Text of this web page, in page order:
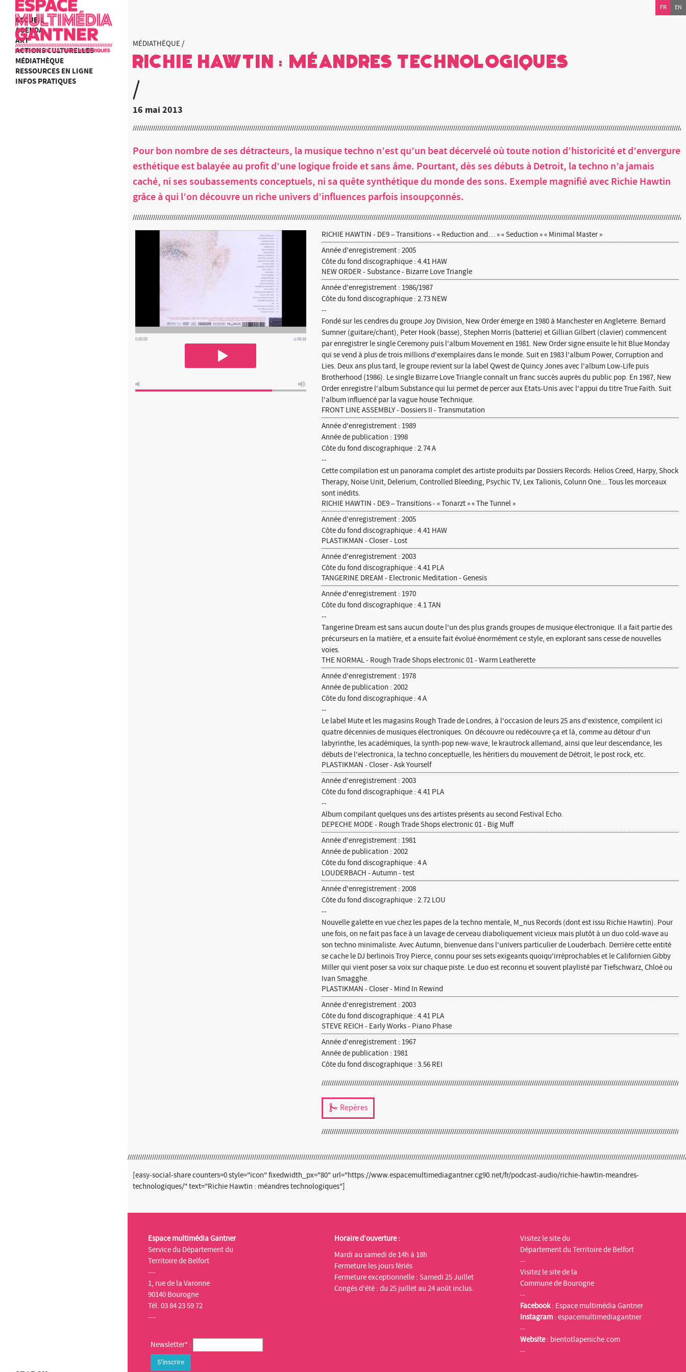
ACCUEIL
AGENDA
ART
ACTIONS CULTURELLES
MÉDIATHÈQUE
RESSOURCES EN LIGNE
INFOS PRATIQUES
MÉDIATHÈQUE /
Richie Hawtin : méandres technologiques
/
16 mai 2013
Pour bon nombre de ses détracteurs, la musique techno n’est qu’un beat décervelé où toute notion d’historicité et d’envergure
esthétique est balayée au profit d’une logique froide et sans âme. Pourtant, dès ses débuts à Detroit, la techno n’a jamais
caché, ni ses soubassements conceptuels, ni sa quête synthétique du monde des sons. Exemple magnifié avec Richie Hawtin
grâce à qui l’on découvre un riche univers d’influences parfois insoupçonnés.
0:00:00 -1:09:38
RICHIE HAWTIN - DE9 – Transitions - « Reduction and… » « Seduction » « Minimal Master »
Année d'enregistrement : 2005
Côte du fond discographique : 4.41 HAW
NEW ORDER - Substance - Bizarre Love Triangle
Année d'enregistrement : 1986/1987
Côte du fond discographique : 2.73 NEW
--
Fondé sur les cendres du groupe Joy Division, New Order émerge en 1980 à Manchester en Angleterre. Bernard
Sumner (guitare/chant), Peter Hook (basse), Stephen Morris (batterie) et Gillian Gilbert (clavier) commencent
par enregistrer le single Ceremony puis l'album Movement en 1981. New Order signe ensuite le hit Blue Monday
qui se vend à plus de trois millions d'exemplaires dans le monde. Suit en 1983 l'album Power, Corruption and
Lies. Deux ans plus tard, le groupe revient sur la label Qwest de Quincy Jones avec l'album Low-Life puis
Brotherhood (1986). Le single Bizarre Love Triangle connaît un franc succès auprès du public pop. En 1987, New
Order enregistre l'album Substance qui lui permet de percer aux Etats-Unis avec l'appui du titre True Faith. Suit
l'album influencé par la vague house Technique.
FRONT LINE ASSEMBLY - Dossiers II - Transmutation
Année d'enregistrement : 1989
Année de publication : 1998
Côte du fond discographique : 2.74 A
--
Cette compilation est un panorama complet des artiste produits par Dossiers Records: Helios Creed, Harpy, Shock
Therapy, Noise Unit, Delerium, Controlled Bleeding, Psychic TV, Lex Talionis, Colunn One... Tous les morceaux
sont inédits.
RICHIE HAWTIN - DE9 – Transitions - « Tonarzt » « The Tunnel »
Année d'enregistrement : 2005
Côte du fond discographique : 4.41 HAW
PLASTIKMAN - Closer - Lost
Année d'enregistrement : 2003
Côte du fond discographique : 4.41 PLA
TANGERINE DREAM - Electronic Meditation - Genesis
Année d'enregistrement : 1970
Côte du fond discographique : 4.1 TAN
--
Tangerine Dream est sans aucun doute l'un des plus grands groupes de musique électronique. Il a fait partie des
précurseurs en la matière, et a ensuite fait évolué énormément ce style, en explorant sans cesse de nouvelles
voies.
THE NORMAL - Rough Trade Shops electronic 01 - Warm Leatherette
Année d'enregistrement : 1978
Année de publication : 2002
Côte du fond discographique : 4 A
--
Le label Mute et les magasins Rough Trade de Londres, à l'occasion de leurs 25 ans d'existence, compilent ici
quatre décennies de musiques électroniques. On découvre ou redécouvre ça et là, comme au détour d'un
labyrinthe, les académiques, la synth-pop new-wave, le krautrock allemand, ainsi que leur descendance, les
débuts de l'electronica, la techno conceptuelle, les héritiers du mouvement de Détroit, le post rock, etc.
PLASTIKMAN - Closer - Ask Yourself
Année d'enregistrement : 2003
Côte du fond discographique : 4.41 PLA
--
Album compilant quelques uns des artistes présents au second Festival Echo.
DEPECHE MODE - Rough Trade Shops electronic 01 - Big Muff
Année d'enregistrement : 1981
Année de publication : 2002
Côte du fond discographique : 4 A
LOUDERBACH - Autumn - test
Année d'enregistrement : 2008
Côte du fond discographique : 2.72 LOU
--
Nouvelle galette en vue chez les papes de la techno mentale, M_nus Records (dont est issu Richie Hawtin). Pour
une fois, on ne fait pas face à un lavage de cerveau diaboliquement vicieux mais plutôt à un duo cold-wave au
son techno minimaliste. Avec Autumn, bienvenue dans l'univers particulier de Louderbach. Derrière cette entité
se cache le DJ berlinois Troy Pierce, connu pour ses sets exigeants quoiqu'irréprochables et le Californien Gibby
Miller qui vient poser sa voix sur chaque piste. Le duo est reconnu et souvent playlisté par Tiefschwarz, Chloé ou
Ivan Smagghe.
PLASTIKMAN - Closer - Mind In Rewind
Année d'enregistrement : 2003
Côte du fond discographique : 4.41 PLA
STEVE REICH - Early Works - Piano Phase
Année d'enregistrement : 1967
Année de publication : 1981
Côte du fond discographique : 3.56 REI
Repères
[easy-social-share counters=0 style="icon" fixedwidth_px="80" url="https://www.espacemultimediagantner.cg90.net/fr/podcast-audio/richie-hawtin-meandres-
technologiques/" text="Richie Hawtin : méandres technologiques"]
Espace multimédia Gantner
Service du Département du
Territoire de Belfort
---
1, rue de la Varonne
90140 Bourogne
Tél. 03 84 23 59 72
---
Newsletter* :
Horaire d’ouverture :
Mardi au samedi de 14h à 18h
Fermeture les jours fériés
Fermeture exceptionnelle : Samedi 25 Juillet
Congés d'été : du 25 juillet au 24 août inclus.
Visitez le site du
Département du Territoire de Belfort
--
Visitez le site de la
Commune de Bourogne
--
Facebook: Espace multimédia Gantner
Instagram :espacemultimediagantner
--
Website: bientotlapeniche.com
--
FR EN